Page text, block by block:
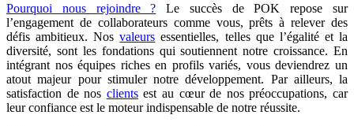
Pourquoi nous rejoindre ? Le succès de POK repose sur
l’engagement de collaborateurs comme vous, prêts à relever des
défis ambitieux. Nosvaleurs essentielles, telles que l’égalité et la
diversité, sont les fondations qui soutiennent notre croissance. En
intégrant nos équipes riches en profils variés, vous deviendrez un
atout majeur pour stimuler notre développement. Par ailleurs, la
satisfaction de nos clientsest au cœur de nos préoccupations, car
leur confiance est le moteur indispensable de notre réussite.